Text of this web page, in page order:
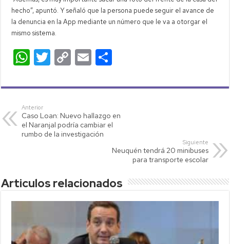
hecho”, apuntó. Y señaló que la persona puede seguir el avance de
la denuncia en la App mediante un número que le va a otorgar el
mismo sistema.
W
at
s
A
p
T
tt
C
p
Li
nk
E
ail m
ar
Anterior
Caso Loan: Nuevo hallazgo en
el Naranjal podría cambiar el
rumbo de la investigación
Siguiente
Neuquén tendrá 20 minibuses
para transporte escolar
Articulos relacionados